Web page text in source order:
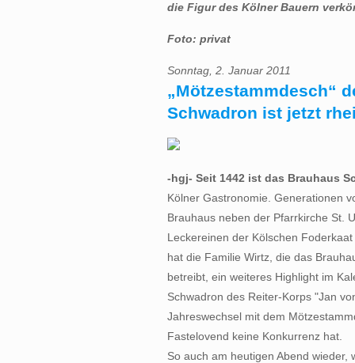
die Figur des Kölner Bauern
Foto: privat
Sonntag, 2. Januar 2011
„Mötzestammdesch“
Schwadron ist jetzt
-hgj- Seit 1442 ist das Brauhaus
Kölner Gastronomie. Generationen
Brauhaus neben der Pfarrkirche St.
Leckereinen der Kölschen
hat die Familie Wirtz, die das
betreibt, ein weiteres Highlight im
Schwadron des Reiter-Korps "Jan
Jahreswechsel mit dem
Fastelovend keine Konkurrenz hat.
So auch am heutigen Abend wieder,